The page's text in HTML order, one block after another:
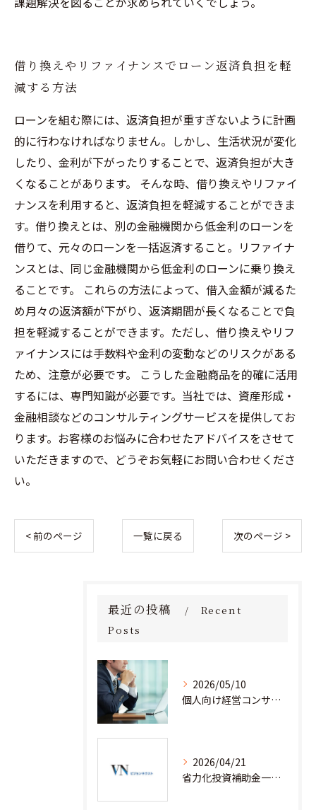
借り換えやリファイナンスでローン返済負担を軽
減する方法
ローンを組む際には、返済負担が重すぎないように計画
的に行わなければなりません。しかし、生活状況が変化
したり、金利が下がったりすることで、返済負担が大き
くなることがあります。 そんな時、借り換えやリファイ
ナンスを利用すると、返済負担を軽減することができま
す。借り換えとは、別の金融機関から低金利のローンを
借りて、元々のローンを一括返済すること。リファイナ
ンスとは、同じ金融機関から低金利のローンに乗り換え
ることです。 これらの方法によって、借入金額が減るた
め月々の返済額が下がり、返済期間が長くなることで負
担を軽減することができます。ただし、借り換えやリフ
ァイナンスには手数料や金利の変動などのリスクがある
ため、注意が必要です。 こうした金融商品を的確に活用
するには、専門知識が必要です。当社では、資産形成・
金融相談などのコンサルティングサービスを提供してお
ります。お客様のお悩みに合わせたアドバイスをさせて
いただきますので、どうぞお気軽にお問い合わせくださ
い。
< 前のページ 一覧に戻る 次のページ >
最近の投稿
Recent
Posts
2026/05/10
個人向け経営コンサルタント料金の全貌を徹底解説
2026/04/21
省力化投資補助金一般型を経営コンサルティングと安心して活用するための実践ノウハウ